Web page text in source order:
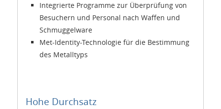
Integrierte Programme zur Überprüfung von
Besuchern und Personal nach Waffen und
Schmuggelware
Met-Identity-Technologie für die Bestimmung
des Metalltyps
Hohe Durchsatz